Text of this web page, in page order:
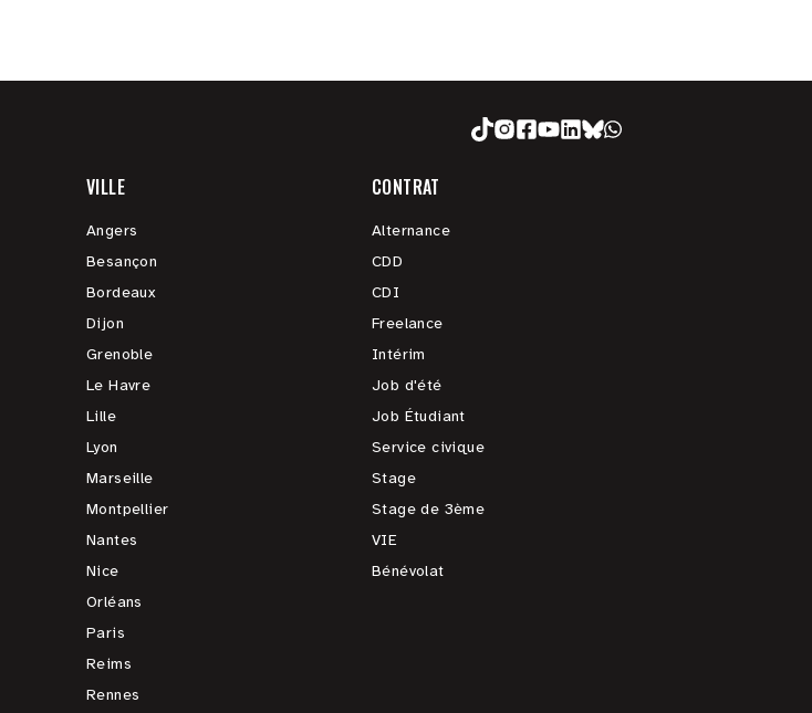
VILLE
Angers
Besançon
Bordeaux
Dijon
Grenoble
Le Havre
Lille
Lyon
Marseille
Montpellier
Nantes
Nice
Orléans
Paris
Reims
Rennes
CONTRAT
Alternance
CDD
CDI
Freelance
Intérim
Job d'été
Job Étudiant
Service civique
Stage
Stage de 3ème
VIE
Bénévolat